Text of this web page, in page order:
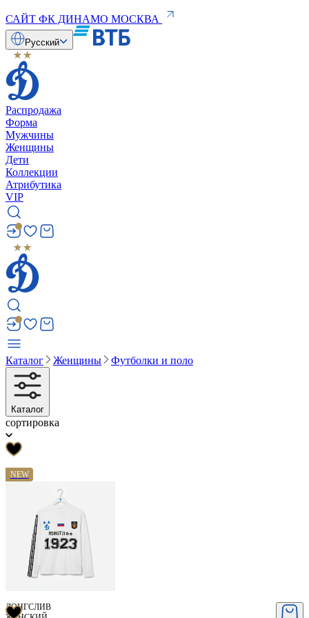
САЙТ ФК ДИНАМО МОСКВА
Русский
Распродажа
Форма
Мужчины
Женщины
Дети
Коллекции
Атрибутика
VIP
Каталог Женщины Футболки и поло
Каталог
сортировка
NEW
ЛОНГСЛИВ